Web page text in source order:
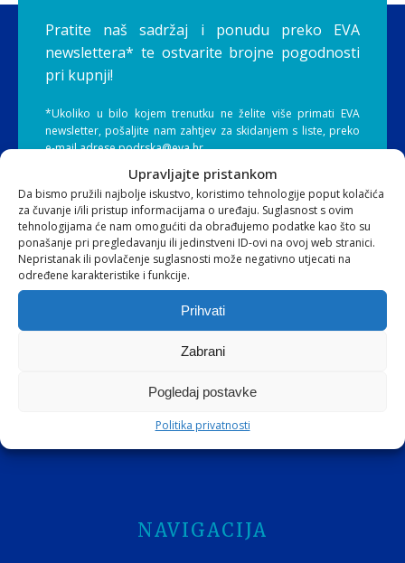
Upravljajte pristankom
Da bismo pružili najbolje iskustvo, koristimo tehnologije poput kolačića
za čuvanje i/ili pristup informacijama o uređaju. Suglasnost s ovim
tehnologijama će nam omogućiti da obrađujemo podatke kao što su
ponašanje pri pregledavanju ili jedinstveni ID-ovi na ovoj web stranici.
Nepristanak ili povlačenje suglasnosti može negativno utjecati na
određene karakteristike i funkcije.
Prihvati
Zabrani
Pogledaj postavke
Politika privatnosti
Pratite naš sadržaj i ponudu preko EVA
newslettera* te ostvarite brojne pogodnosti
pri kupnji!
*Ukoliko u bilo kojem trenutku ne želite više primati EVA
newsletter, pošaljite nam zahtjev za skidanjem s liste, preko
e-mail adrese podrska@eva.hr
Pribilježi se
Općim uvjetima
NAVIGACIJA